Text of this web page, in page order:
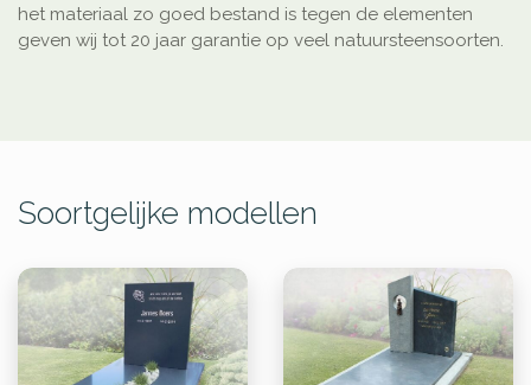
het materiaal zo goed bestand is tegen de elementen
geven wij tot 20 jaar garantie op veel natuursteensoorten.
Soortgelijke modellen